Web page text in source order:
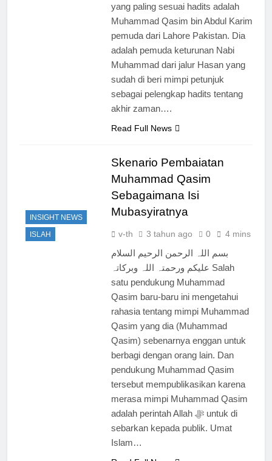
yang paling sesuai hadits adalah
Muhammad Qasim bin Abdul Karim
pemuda dari Lahore Pakistan. Dia
adalah pemuda keturunan Nabi
Muhammad dari jalur Hasan yang
sudah di beri mimpi petunjuk
sebagai pelengkap hadits tentang
akhir zaman….
Read Full News
INSIGHT NEWS
ISLAH
Skenario Pembaiatan
Muhammad Qasim
Sebagaimana Isi
Mubasyiratnya
v-th 3 tahun ago 0 4 mins
بسم اللہ الرحمن الرحیم السلام
علیکم ورحمتہ اللہ وبرکاتہ Salah
satu pendukung Muhammad
Qasim baru-baru ini mengetahui
rahasia tentang mimpi Muhammad
Qasim yang dia (Muhammad
Qasim) sebenarnya enggan untuk
berbagi dengan orang lain. Dan
pendukung Muhammad Qasim
tersebut mempublikasikan karena
merasa mimpi Muhammad Qasim
adalah perintah Allah ﷻ untuk di
sebarkan kepada publik. Umat
Islam…